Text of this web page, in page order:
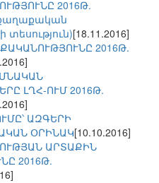
2016Թ.
տեսություն)[18.11.2016]
2016Թ.
ԼՂՀ-ՈՒՄ 2016Թ.
ԱԶԳԵՐԻ
ՕՐԻՆԱԿ[10.10.2016]
ԱՐՏԱՔԻՆ
2016Թ.